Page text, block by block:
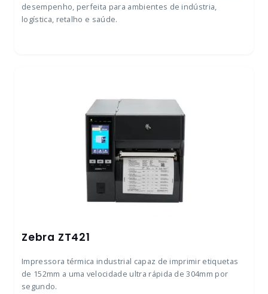
desempenho, perfeita para ambientes de indústria,
logística, retalho e saúde.
Zebra ZT421
Impressora térmica industrial capaz de imprimir etiquetas
de 152mm a uma velocidade ultra rápida de 304mm por
segundo.